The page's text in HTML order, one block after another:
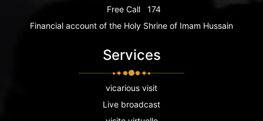
Free Call
174
Financial account of the Holy Shrine of Imam Hussain
Services
vicarious visit
Live broadcast